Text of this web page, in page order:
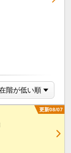
更新08/07